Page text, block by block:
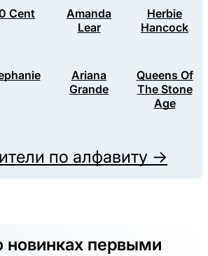
Cent
Amanda
Lear
Herbie
Hancock
Ariana
Grande
Queens Of
The Stone
Age
по алфавиту →
новинках первыми